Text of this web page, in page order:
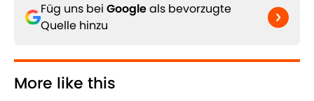
Füg uns bei Googleals bevorzugte
Quelle hinzu
More like this